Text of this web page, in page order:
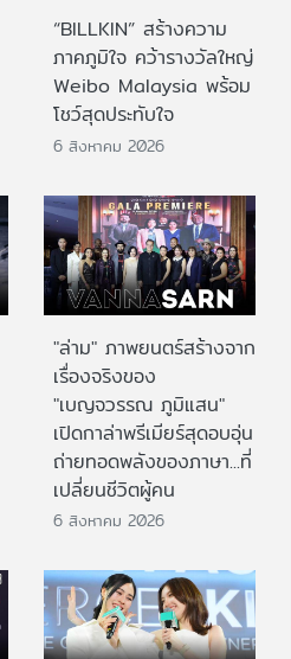
“BILLKIN” สร้างความ
ภาคภูมิใจ คว้ารางวัลใหญ่
Weibo Malaysia พร้อม
โชว์สุดประทับใจ
6 สิงหาคม 2026
"ล่าม" ภาพยนตร์สร้างจาก
เรื่องจริงของ
"เบญจวรรณ ภูมิแสน"
เปิดกาล่าพรีเมียร์สุดอบอุ่น
ถ่ายทอดพลังของภาษา...ที่
เปลี่ยนชีวิตผู้คน
6 สิงหาคม 2026